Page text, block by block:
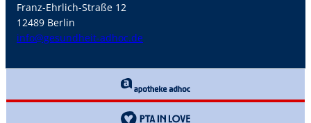
Franz-Ehrlich-Straße 12
12489 Berlin
info@gesundheit-adhoc.de